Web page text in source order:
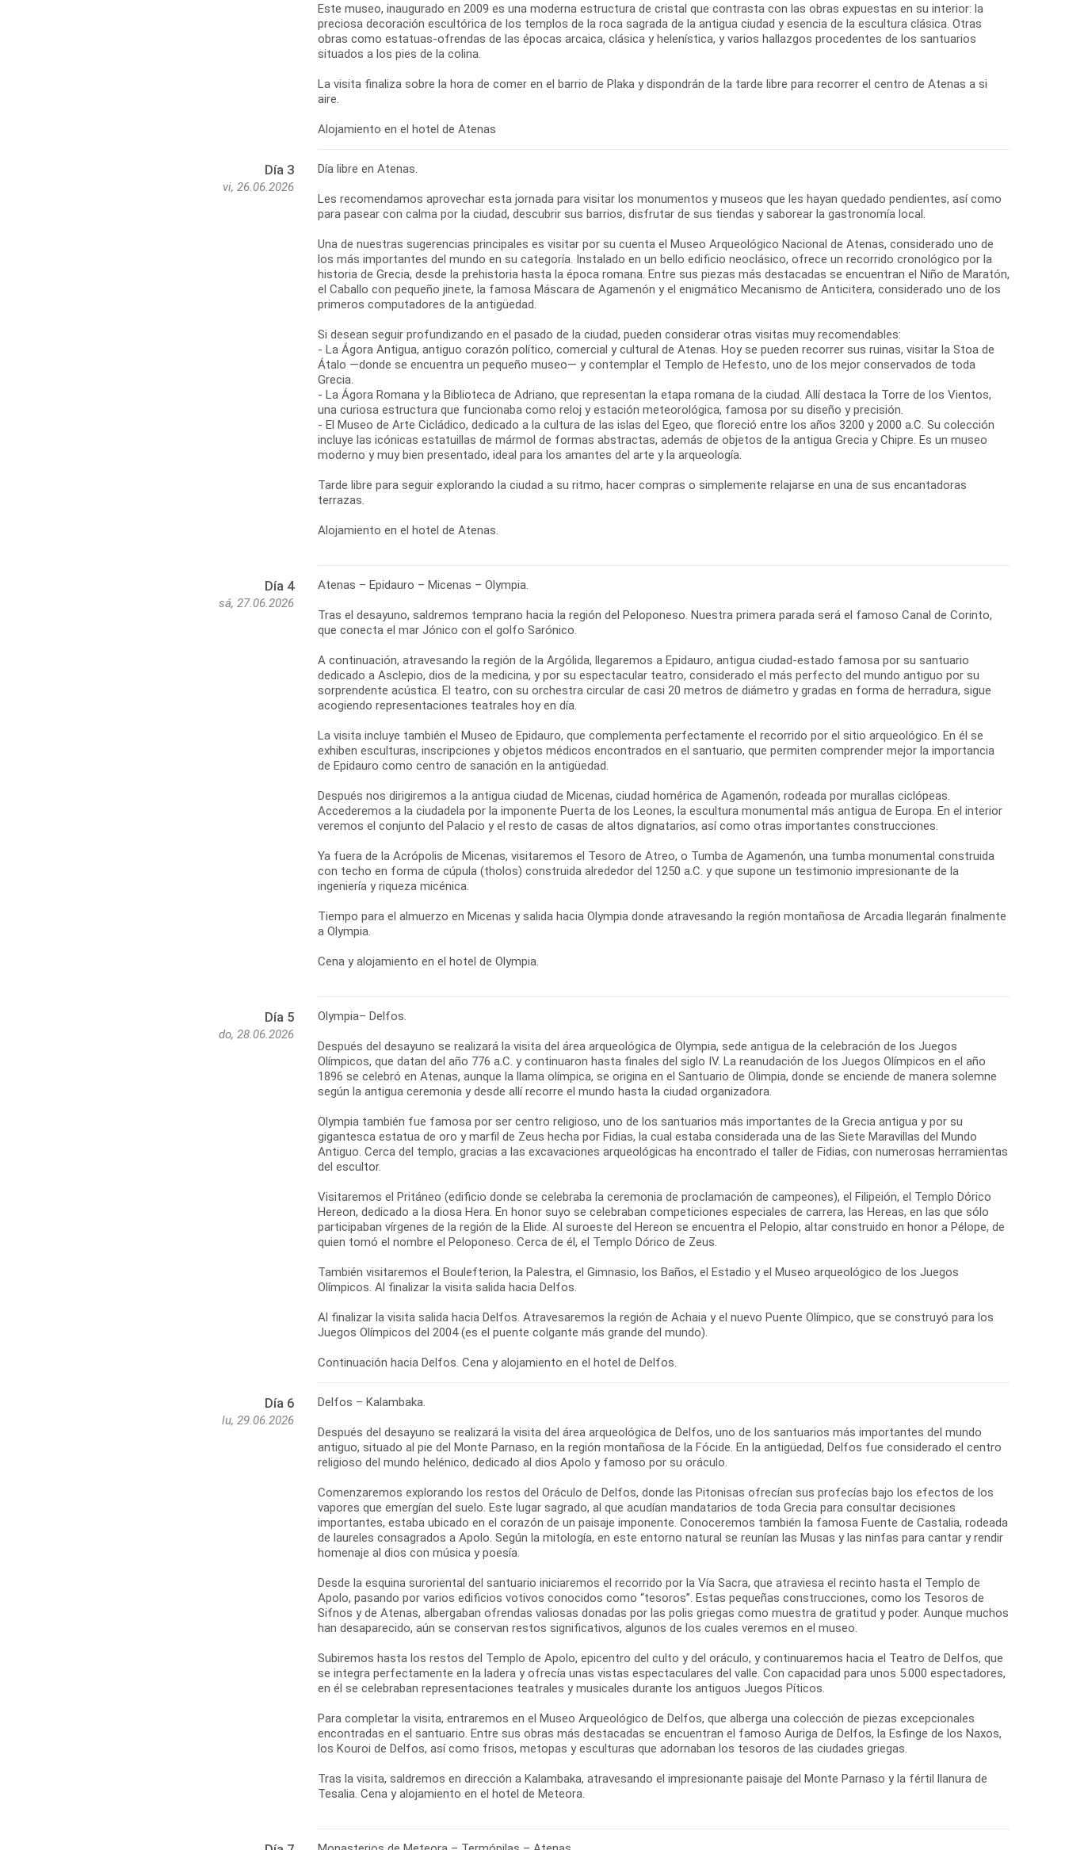
Este museo, inaugurado en 2009 es una moderna estructura de cristal que contrasta con las obras expuestas en su interior: la
preciosa decoración escultórica de los templos de la roca sagrada de la antigua ciudad y esencia de la escultura clásica. Otras
obras como estatuas-ofrendas de las épocas arcaica, clásica y helenística, y varios hallazgos procedentes de los santuarios
situados a los pies de la colina.
La visita finaliza sobre la hora de comer en el barrio de Plaka y dispondrán de la tarde libre para recorrer el centro de Atenas a si
aire.
Día 3
vi, 26.06.2026
Día libre en Atenas.
Les recomendamos aprovechar esta jornada para visitar los monumentos y museos que les hayan quedado pendientes, así como
para pasear con calma por la ciudad, descubrir sus barrios, disfrutar de sus tiendas y saborear la gastronomía local.
Una de nuestras sugerencias principales es visitar por su cuenta el Museo Arqueológico Nacional de Atenas, considerado uno de
los más importantes del mundo en su categoría. Instalado en un bello edificio neoclásico, ofrece un recorrido cronológico por la
historia de Grecia, desde la prehistoria hasta la época romana. Entre sus piezas más destacadas se encuentran el Niño de Maratón,
el Caballo con pequeño jinete, la famosa Máscara de Agamenón y el enigmático Mecanismo de Anticitera, considerado uno de los
primeros computadores de la antigüedad.
Si desean seguir profundizando en el pasado de la ciudad, pueden considerar otras visitas muy recomendables:
- La Ágora Antigua, antiguo corazón político, comercial y cultural de Atenas. Hoy se pueden recorrer sus ruinas, visitar la Stoa de
Átalo —donde se encuentra un pequeño museo— y contemplar el Templo de Hefesto, uno de los mejor conservados de toda
Grecia.
- La Ágora Romana y la Biblioteca de Adriano, que representan la etapa romana de la ciudad. Allí destaca la Torre de los Vientos,
una curiosa estructura que funcionaba como reloj y estación meteorológica, famosa por su diseño y precisión.
- El Museo de Arte Cicládico, dedicado a la cultura de las islas del Egeo, que floreció entre los años 3200 y 2000 a.C. Su colección
incluye las icónicas estatuillas de mármol de formas abstractas, además de objetos de la antigua Grecia y Chipre. Es un museo
moderno y muy bien presentado, ideal para los amantes del arte y la arqueología.
Tarde libre para seguir explorando la ciudad a su ritmo, hacer compras o simplemente relajarse en una de sus encantadoras
terrazas.
Alojamiento en el hotel de Atenas.
Día 4
sá, 27.06.2026
Atenas – Epidauro – Micenas – Olympia.
Tras el desayuno, saldremos temprano hacia la región del Peloponeso. Nuestra primera parada será el famoso Canal de Corinto,
que conecta el mar Jónico con el golfo Sarónico.
A continuación, atravesando la región de la Argólida, llegaremos a Epidauro, antigua ciudad-estado famosa por su santuario
dedicado a Asclepio, dios de la medicina, y por su espectacular teatro, considerado el más perfecto del mundo antiguo por su
sorprendente acústica. El teatro, con su orchestra circular de casi 20 metros de diámetro y gradas en forma de herradura, sigue
acogiendo representaciones teatrales hoy en día.
La visita incluye también el Museo de Epidauro, que complementa perfectamente el recorrido por el sitio arqueológico. En él se
exhiben esculturas, inscripciones y objetos médicos encontrados en el santuario, que permiten comprender mejor la importancia
de Epidauro como centro de sanación en la antigüedad.
Después nos dirigiremos a la antigua ciudad de Micenas, ciudad homérica de Agamenón, rodeada por murallas ciclópeas.
Accederemos a la ciudadela por la imponente Puerta de los Leones, la escultura monumental más antigua de Europa. En el interior
veremos el conjunto del Palacio y el resto de casas de altos dignatarios, así como otras importantes construcciones.
Ya fuera de la Acrópolis de Micenas, visitaremos el Tesoro de Atreo, o Tumba de Agamenón, una tumba monumental construida
con techo en forma de cúpula (tholos) construida alrededor del 1250 a.C. y que supone un testimonio impresionante de la
ingeniería y riqueza micénica.
Tiempo para el almuerzo en Micenas y salida hacia Olympia donde atravesando la región montañosa de Arcadia llegarán finalmente
a Olympia.
Cena y alojamiento en el hotel de Olympia.
Día 5
do, 28.06.2026
Olympia– Delfos.
Después del desayuno se realizará la visita del área arqueológica de Olympia, sede antigua de la celebración de los Juegos
Olímpicos, que datan del año 776 a.C. y continuaron hasta finales del siglo IV. La reanudación de los Juegos Olímpicos en el año
1896 se celebró en Atenas, aunque la llama olímpica, se origina en el Santuario de Olimpia, donde se enciende de manera solemne
según la antigua ceremonia y desde allí recorre el mundo hasta la ciudad organizadora.
Olympia también fue famosa por ser centro religioso, uno de los santuarios más importantes de la Grecia antigua y por su
gigantesca estatua de oro y marfil de Zeus hecha por Fidias, la cual estaba considerada una de las Siete Maravillas del Mundo
Antiguo. Cerca del templo, gracias a las excavaciones arqueológicas ha encontrado el taller de Fidias, con numerosas herramientas
del escultor.
Visitaremos el Pritáneo (edificio donde se celebraba la ceremonia de proclamación de campeones), el Filipeión, el Templo Dórico
Hereon, dedicado a la diosa Hera. En honor suyo se celebraban competiciones especiales de carrera, las Hereas, en las que sólo
participaban vírgenes de la región de la Elide. Al suroeste del Hereon se encuentra el Pelopio, altar construido en honor a Pélope, de
quien tomó el nombre el Peloponeso. Cerca de él, el Templo Dórico de Zeus.
También visitaremos el Boulefterion, la Palestra, el Gimnasio, los Baños, el Estadio y el Museo arqueológico de los Juegos
Olímpicos. Al finalizar la visita salida hacia Delfos.
Al finalizar la visita salida hacia Delfos. Atravesaremos la región de Achaia y el nuevo Puente Olímpico, que se construyó para los
Juegos Olímpicos del 2004 (es el puente colgante más grande del mundo).
Continuación hacia Delfos. Cena y alojamiento en el hotel de Delfos.
Día 6
lu, 29.06.2026
Delfos – Kalambaka.
Después del desayuno se realizará la visita del área arqueológica de Delfos, uno de los santuarios más importantes del mundo
antiguo, situado al pie del Monte Parnaso, en la región montañosa de la Fócide. En la antigüedad, Delfos fue considerado el centro
religioso del mundo helénico, dedicado al dios Apolo y famoso por su oráculo.
Comenzaremos explorando los restos del Oráculo de Delfos, donde las Pitonisas ofrecían sus profecías bajo los efectos de los
vapores que emergían del suelo. Este lugar sagrado, al que acudían mandatarios de toda Grecia para consultar decisiones
importantes, estaba ubicado en el corazón de un paisaje imponente. Conoceremos también la famosa Fuente de Castalia, rodeada
de laureles consagrados a Apolo. Según la mitología, en este entorno natural se reunían las Musas y las ninfas para cantar y rendir
homenaje al dios con música y poesía.
Desde la esquina suroriental del santuario iniciaremos el recorrido por la Vía Sacra, que atraviesa el recinto hasta el Templo de
Apolo, pasando por varios edificios votivos conocidos como “tesoros”. Estas pequeñas construcciones, como los Tesoros de
Sifnos y de Atenas, albergaban ofrendas valiosas donadas por las polis griegas como muestra de gratitud y poder. Aunque muchos
han desaparecido, aún se conservan restos significativos, algunos de los cuales veremos en el museo.
Subiremos hasta los restos del Templo de Apolo, epicentro del culto y del oráculo, y continuaremos hacia el Teatro de Delfos, que
se integra perfectamente en la ladera y ofrecía unas vistas espectaculares del valle. Con capacidad para unos 5.000 espectadores,
en él se celebraban representaciones teatrales y musicales durante los antiguos Juegos Píticos.
Para completar la visita, entraremos en el Museo Arqueológico de Delfos, que alberga una colección de piezas excepcionales
encontradas en el santuario. Entre sus obras más destacadas se encuentran el famoso Auriga de Delfos, la Esfinge de los Naxos,
los Kouroi de Delfos, así como frisos, metopas y esculturas que adornaban los tesoros de las ciudades griegas.
Tras la visita, saldremos en dirección a Kalambaka, atravesando el impresionante paisaje del Monte Parnaso y la fértil llanura de
Tesalia. Cena y alojamiento en el hotel de Meteora.